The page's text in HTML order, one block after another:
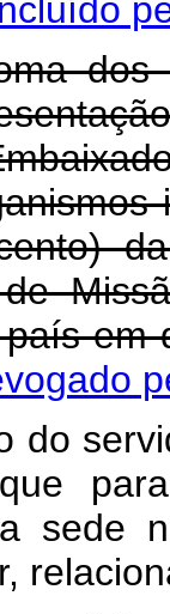
dos
em
do
sede